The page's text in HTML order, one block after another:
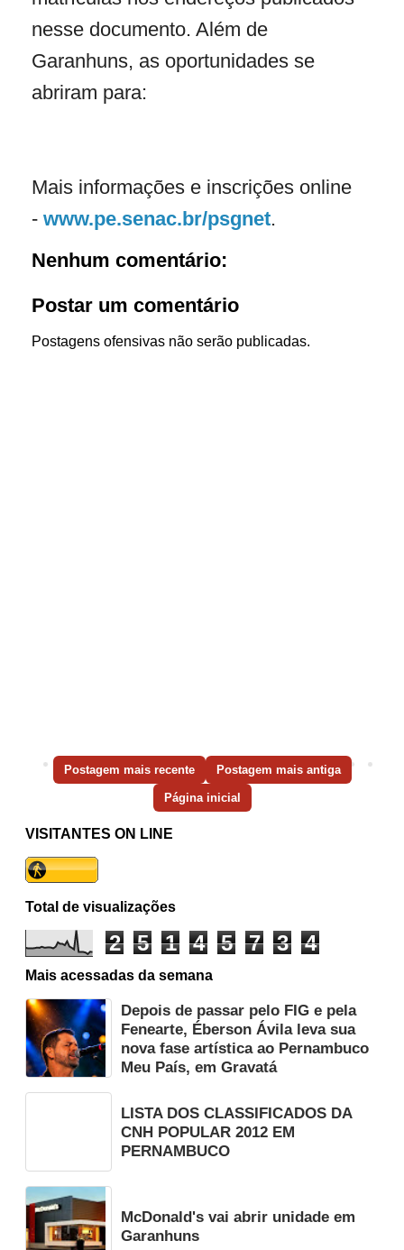
nesse documento. Além de
Garanhuns, as oportunidades se
abriram para:
Mais informações e inscrições online
- www.pe.senac.br/psgnet.
Nenhum comentário:
Postar um comentário
Postagens ofensivas não serão publicadas.
Postagem mais recente Postagem mais antiga
Página inicial
VISITANTES ON LINE
Total de visualizações
2 5 1 4 5 7 3 4
Mais acessadas da semana
Depois de passar pelo FIG e pela
Fenearte, Éberson Ávila leva sua
nova fase artística ao Pernambuco
Meu País, em Gravatá
LISTA DOS CLASSIFICADOS DA
CNH POPULAR 2012 EM
PERNAMBUCO
McDonald's vai abrir unidade em
Garanhuns